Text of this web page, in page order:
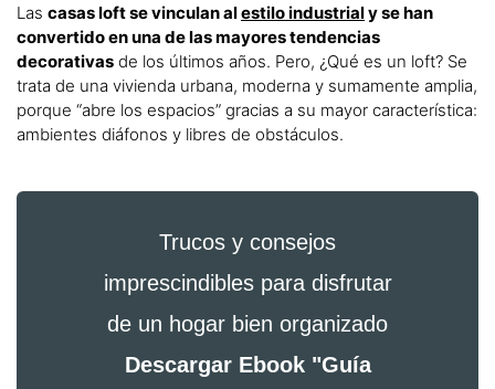
Las casas loft se vinculan alestilo industrialy se han
convertido en una de las mayores tendencias
decorativas de los últimos años. Pero, ¿Qué es un loft? Se
trata de una vivienda urbana, moderna y sumamente amplia,
porque “abre los espacios” gracias a su mayor característica:
ambientes diáfonos y libres de obstáculos.
Trucos y consejos
imprescindibles para disfrutar
de un hogar bien organizado
Descargar Ebook "Guía